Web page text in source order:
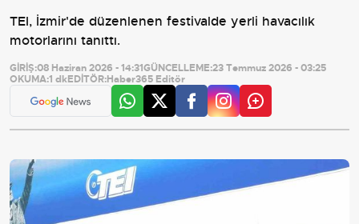
TEI, İzmir'de düzenlenen festivalde yerli havacılık
motorlarını tanıttı.
GİRİŞ:08 Haziran 2026 - 14:31GÜNCELLEME:23 Temmuz 2026 - 03:25
OKUMA:1 dkEDİTÖR:Haber365 Editör